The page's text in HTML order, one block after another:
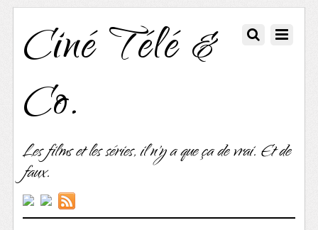
Ciné Télé &
Co.
Les films et les séries, il n'y a que ça de vrai. Et de
faux.